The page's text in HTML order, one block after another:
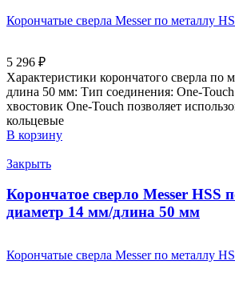
Корончатые сверла Messer по металлу
5 296 ₽
Характеристики корончатого сверла по
длина 50 мм: Тип соединения: One-
хвостовик Оne-Touch позволяет
кольцевые
В корзину
Закрыть
Корончатое сверло Messer HSS
диаметр 14 мм/длина 50 мм
Корончатые сверла Messer по металлу